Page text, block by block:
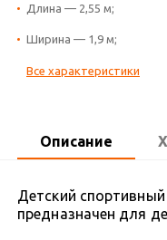
Длина — 2,55 м;
Ширина — 1,9 м;
Все характеристики
Описание
Детский
предназначен для